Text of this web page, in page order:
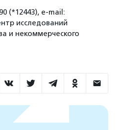
(*12443), e-mail:
исследований
и некоммерческого